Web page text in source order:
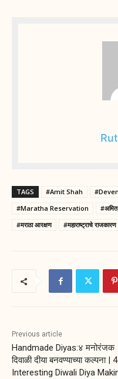
TAGS #Amit Shah
#Maratha Reservation
#अमित
#मराठा आरक्षण
#महाराष्ट्राचे राजकारण
Previous article
Handmade Diyas:४ मनोरंजक
दिवाळी दीया बनवण्याच्या कल्पना | 4
Interesting Diwali Diya